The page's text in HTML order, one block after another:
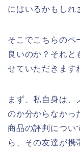
にはいるかもしれ
そこでこちらのペ
良いのか？それと
せていただきます
まず、私自身は、
のか分からなかっ
商品の評判につい
ら、その友達が